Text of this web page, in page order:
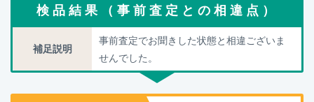
検品結果（事前査定との相違点）
補足説明
事前査定でお聞きした状態と相違ございま
せんでした。